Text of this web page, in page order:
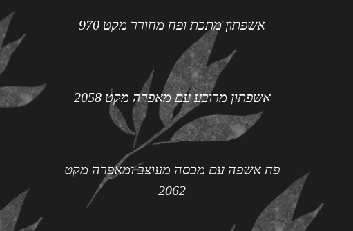
אשפתון מתכת ופח מחורר מקט 970
אשפתון מרובע עם מאפרה מקט 2058
פח אשפה עם מכסה מעוצב ומאפרה מקט
2062